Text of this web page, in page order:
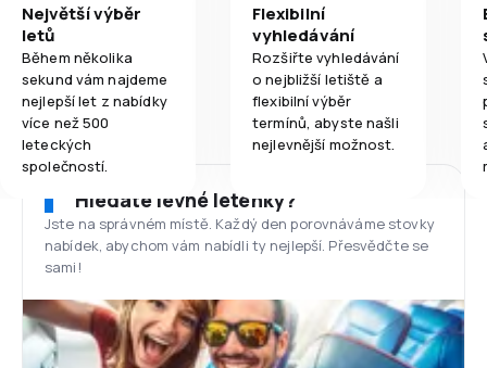
Největší výběr
letů
Během několika
sekund vám najdeme
nejlepší let z nabídky
více než 500
leteckých
společností.
Flexibilní
vyhledávání
Rozšiřte vyhledávání
o nejbližší letiště a
flexibilní výběr
termínů, abyste našli
nejlevnější možnost.
Hledáte levné letenky?
Jste na správném místě. Každý den porovnáváme stovky
nabídek, abychom vám nabídli ty nejlepší. Přesvědčte se
sami!